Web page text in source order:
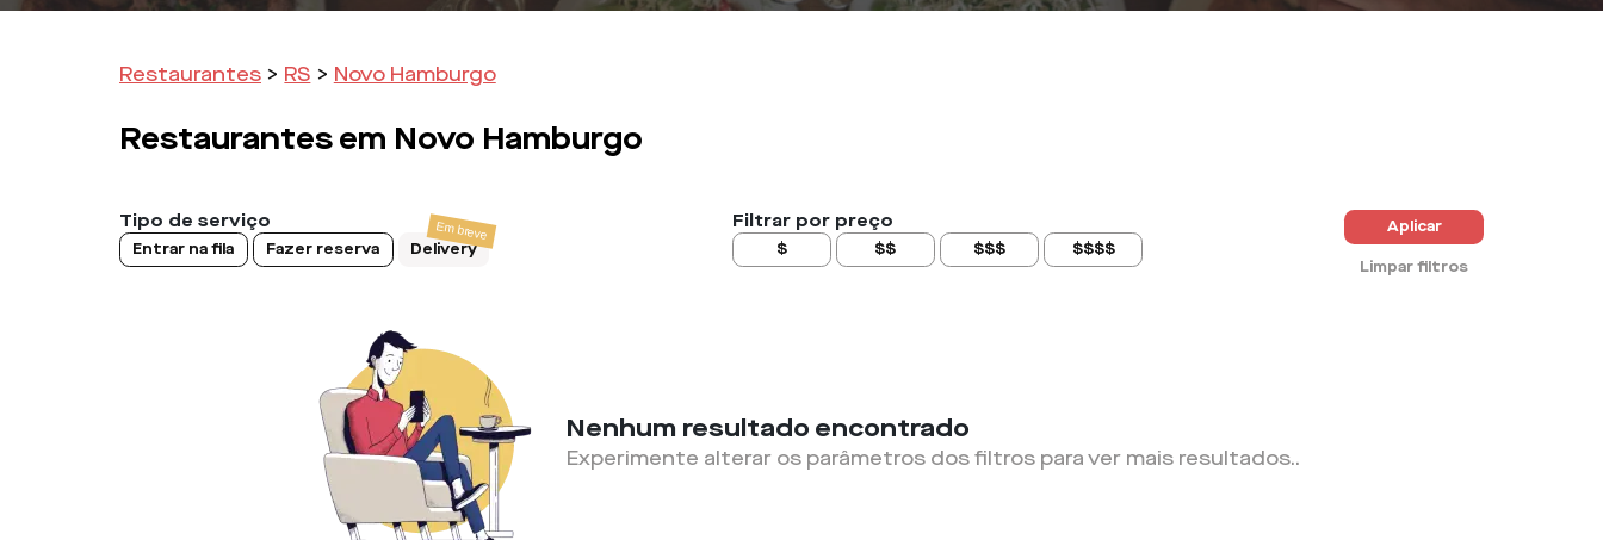
Restaurantes > RS > Novo Hamburgo
Restaurantes em Novo Hamburgo
Tipo de serviço
Entrar na fila Fazer reserva Delivery
Filtrar por preço
$ $$ $$$ $$$$
Aplicar
Limpar filtros
Nenhum resultado encontrado
Experimente alterar os parâmetros dos filtros para ver mais resultados..